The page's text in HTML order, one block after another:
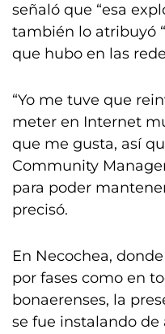
señaló que “esa
también lo atribuyó
que hubo en las
“Yo me tuve que
meter en Internet
que me gusta, así
Community
para poder
precisó.
En Necochea,
por fases como en
bonaerenses, la
se fue instalando de